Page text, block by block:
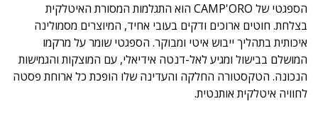
הספגטי של CAMP'ORO הוא התגלמות המסורת האיטלקית
בצלחת. חוטים ארוכים ודקים בעובי אחיד, המיוצרים מסמולינה
איכותית בתהליך ייבוש איטי ומבוקר. הספגטי שומר על מרקמו
המושלם בבישול ומגיע לאל-דנטה אידיאלי, עם המוצקות והגמישות
הנכונה. הטקסטורה החלקה והעדינה שלו הופכת כל ארוחת פסטה
לחוויה איטלקית אותנטית.